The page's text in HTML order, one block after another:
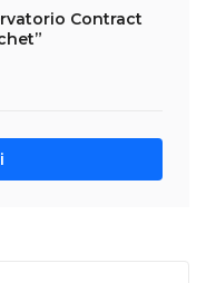
Contract